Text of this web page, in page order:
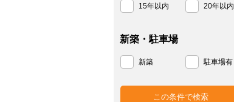
15年以内 20年以内
新築・駐車場
新築 駐車場有